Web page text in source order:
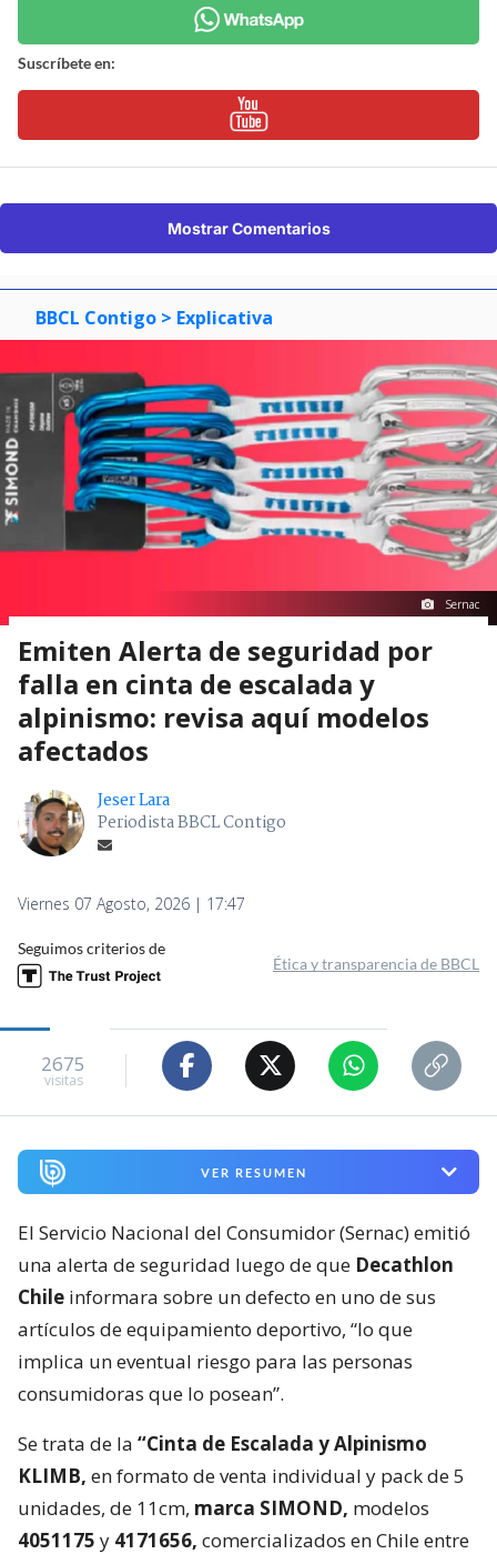
Suscríbete en:
Mostrar Comentarios
BBCL Contigo > Explicativa
Sernac
Emiten Alerta de seguridad por
falla en cinta de escalada y
alpinismo: revisa aquí modelos
afectados
Jeser Lara
Periodista BBCL Contigo
Viernes 07 Agosto, 2026 | 17:47
Seguimos criterios de
Ética y transparencia de BBCL
2675
visitas
VER RESUMEN
El Servicio Nacional del Consumidor (Sernac) emitió
una alerta de seguridad luego de que Decathlon
Chile informara sobre un defecto en uno de sus
artículos de equipamiento deportivo, “lo que
implica un eventual riesgo para las personas
consumidoras que lo posean”.
Se trata de la “Cinta de Escalada y Alpinismo
KLIMB, en formato de venta individual y pack de 5
unidades, de 11cm, marca SIMOND, modelos
4051175 y 4171656, comercializados en Chile entre